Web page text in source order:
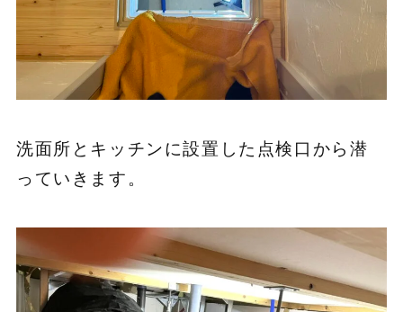
洗面所とキッチンに設置した点検口から潜
っていきます。